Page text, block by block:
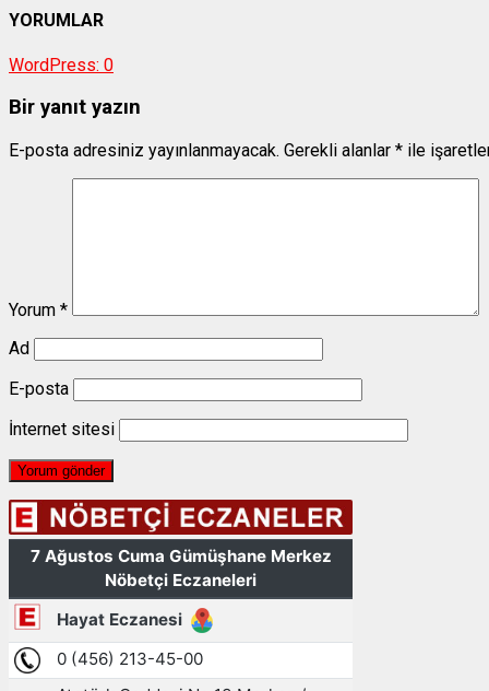
YORUMLAR
WordPress: 0
Bir yanıt yazın
E-posta adresiniz yayınlanmayacak. Gerekli alanlar * ile
Yorum *
Ad
E-posta
İnternet sitesi